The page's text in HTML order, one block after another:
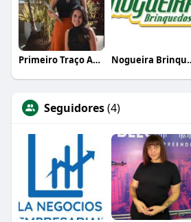
Primeiro Traço Arquitetura
Seguidores(4)